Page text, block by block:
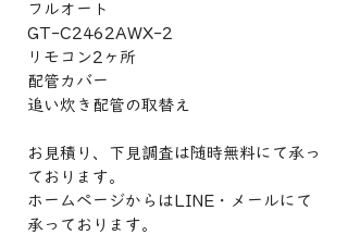
フルオート
GT-C2462AWX-2
リモコン2ヶ所
配管カバー
追い炊き配管の取替え
お見積り、下見調査は随時無料にて承っ
ております。
ホームページからはLINE・メールにて
承っております。